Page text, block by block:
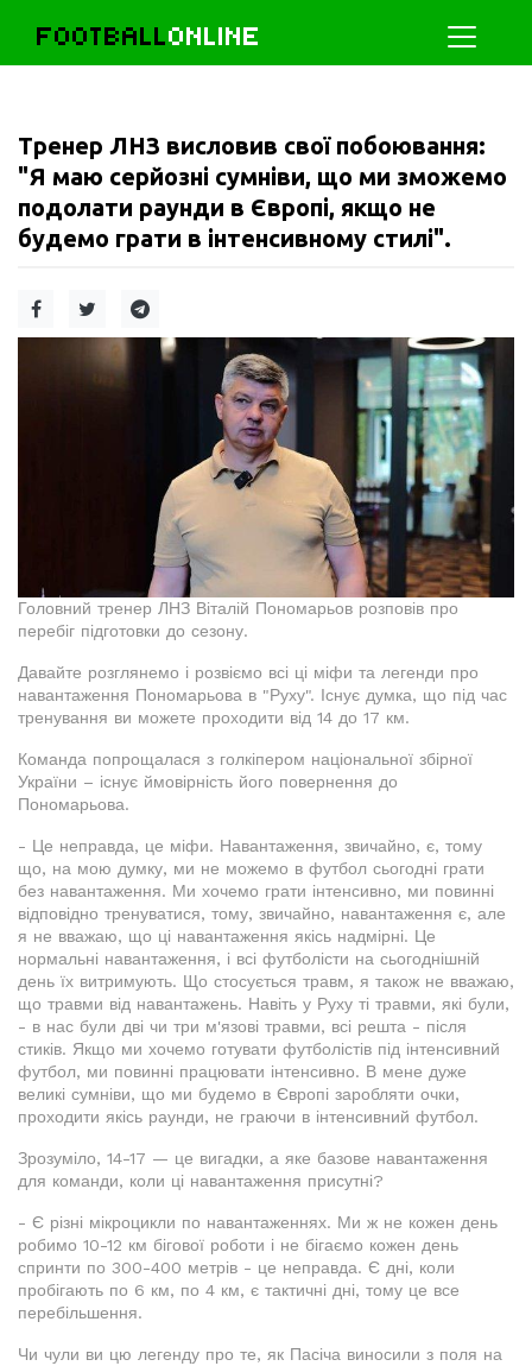
FOOTBALLONLINE
Тренер ЛНЗ висловив свої побоювання:
"Я маю серйозні сумніви, що ми зможемо
подолати раунди в Європі, якщо не
будемо грати в інтенсивному стилі".
Головний тренер ЛНЗ Віталій Пономарьов розповів про
перебіг підготовки до сезону.
Давайте розглянемо і розвіємо всі ці міфи та легенди про
навантаження Пономарьова в "Руху". Існує думка, що під час
тренування ви можете проходити від 14 до 17 км.
Команда попрощалася з голкіпером національної збірної
України – існує ймовірність його повернення до
Пономарьова.
- Це неправда, це міфи. Навантаження, звичайно, є, тому
що, на мою думку, ми не можемо в футбол сьогодні грати
без навантаження. Ми хочемо грати інтенсивно, ми повинні
відповідно тренуватися, тому, звичайно, навантаження є, але
я не вважаю, що ці навантаження якісь надмірні. Це
нормальні навантаження, і всі футболісти на сьогоднішній
день їх витримують. Що стосується травм, я також не вважаю,
що травми від навантажень. Навіть у Руху ті травми, які були,
- в нас були дві чи три м'язові травми, всі решта - після
стиків. Якщо ми хочемо готувати футболістів під інтенсивний
футбол, ми повинні працювати інтенсивно. В мене дуже
великі сумніви, що ми будемо в Європі заробляти очки,
проходити якісь раунди, не граючи в інтенсивний футбол.
Зрозуміло, 14-17 — це вигадки, а яке базове навантаження
для команди, коли ці навантаження присутні?
- Є різні мікроцикли по навантаженнях. Ми ж не кожен день
робимо 10-12 км бігової роботи і не бігаємо кожен день
спринти по 300-400 метрів - це неправда. Є дні, коли
пробігають по 6 км, по 4 км, є тактичні дні, тому це все
перебільшення.
Чи чули ви цю легенду про те, як Пасіча виносили з поля на